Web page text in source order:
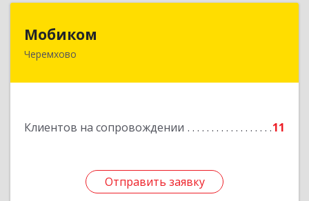
Мобиком
Черемхово
Клиентов на сопровождении 11
Отправить заявку
Отправить заявку